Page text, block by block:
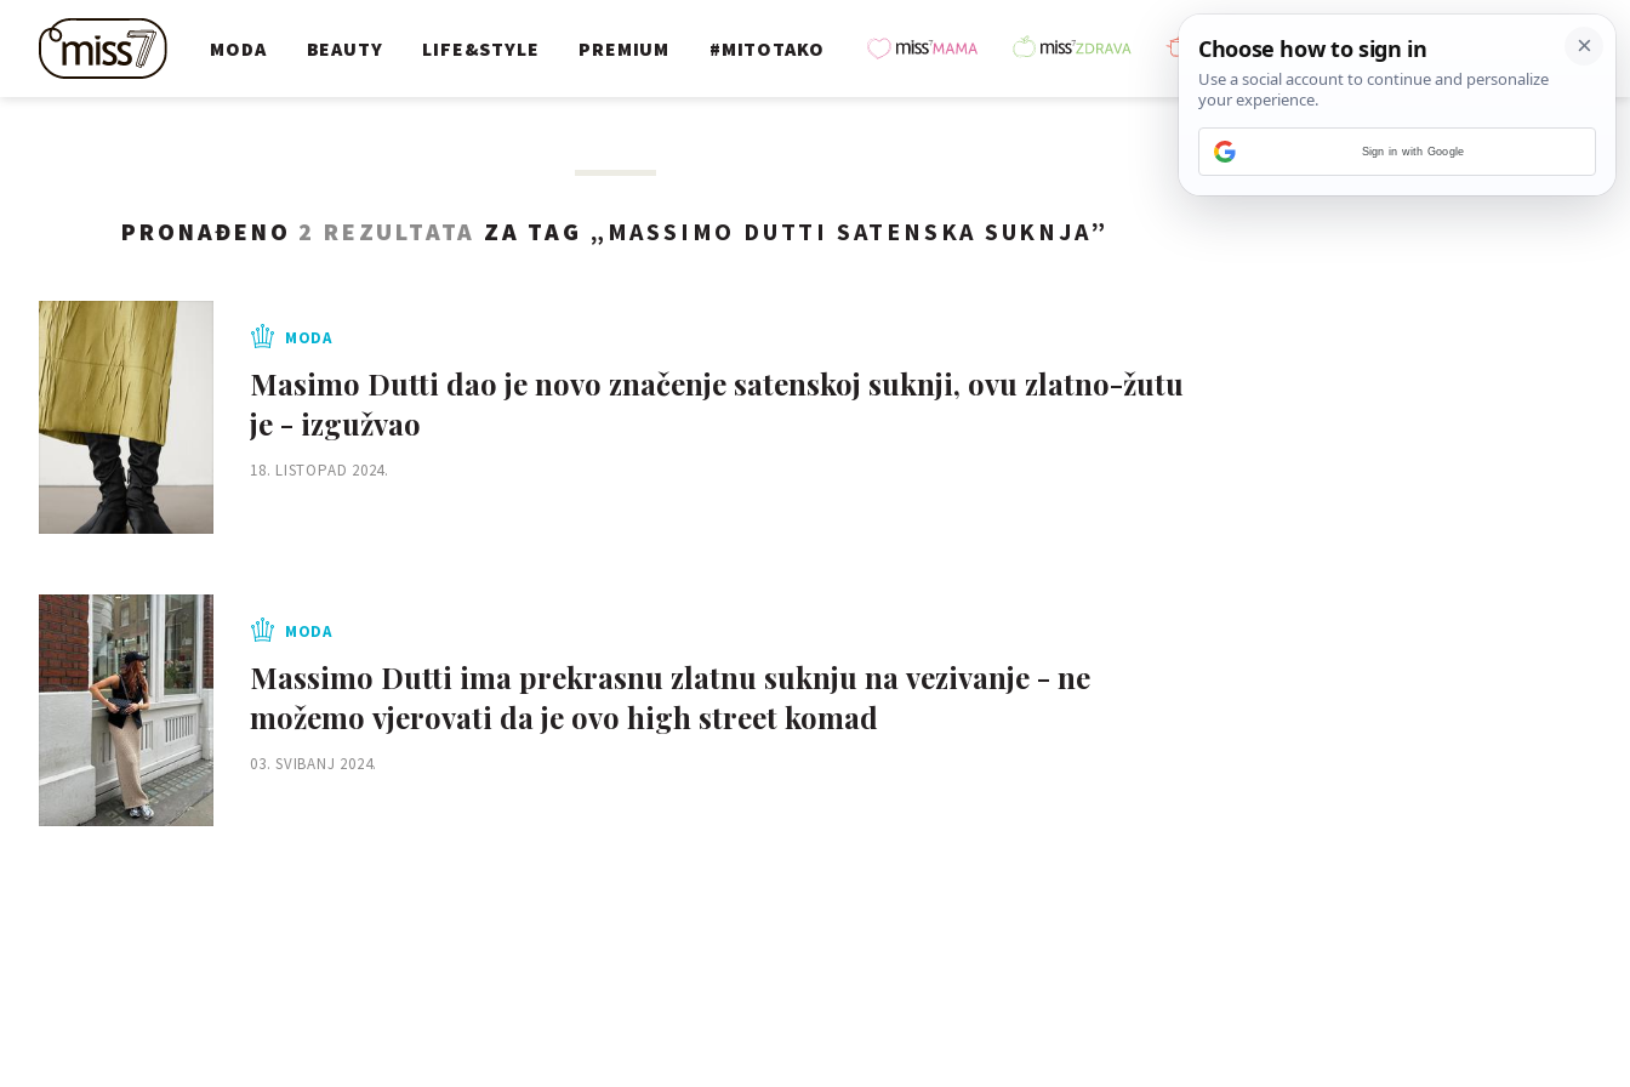
MODA BEAUTY LIFE&STYLE PREMIUM #MITOTAKO
PRONAĐENO 2 REZULTATA ZA TAG „ MASSIMO DUTTI SATENSKA SUKNJA”
MODA
Masimo Dutti dao je novo značenje satenskoj suknji, ovu zlatno-žutu
je - izgužvao
18. LISTOPAD 2024.
MODA
Massimo Dutti ima prekrasnu zlatnu suknju na vezivanje - ne
možemo vjerovati da je ovo high street komad
03. SVIBANJ 2024.
Sign in with Google